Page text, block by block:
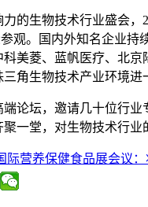
的生物技术行业盛会
观。国内外知名企业持
美菱、蓝帆医疗、北
角生物技术产业环境进
论坛，邀请几十位行
一堂，对生物技术行
际营养保健食品展会议